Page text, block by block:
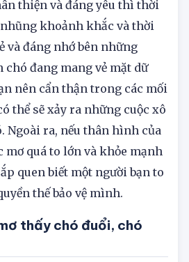
cực khác. Nếu bạn thấy
thiện và đáng yêu thì thời
khoảnh khắc và thời
và đáng nhớ bên những
chó đang mang vẻ mặt dữ
nên cẩn thận trong các mối
thể sẽ xảy ra những cuộc xô
Ngoài ra, nếu thân hình của
mơ quá to lớn và khỏe mạnh
quen biết một người bạn to
thế bảo vệ mình.
thấy chó đuổi, chó